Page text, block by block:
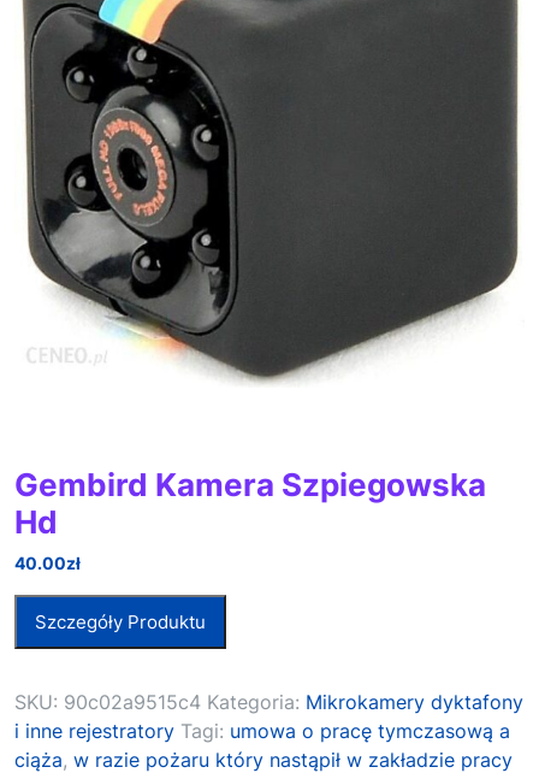
Gembird Kamera Szpiegowska
Hd
40.00zł
Szczegóły Produktu
SKU: 90c02a9515c4 Kategoria: Mikrokamery dyktafony
i inne rejestratory Tagi: umowa o pracę tymczasową a
ciąża, w razie pożaru który nastąpił w zakładzie pracy